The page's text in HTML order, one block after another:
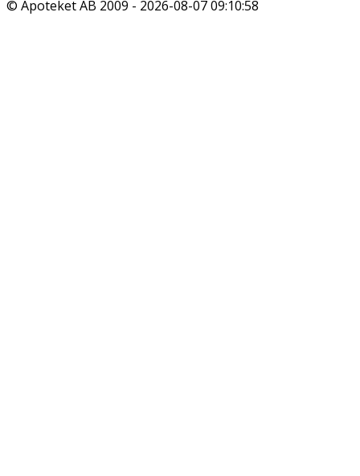
© Apoteket AB 2009 - 2026-08-07 09:10:58